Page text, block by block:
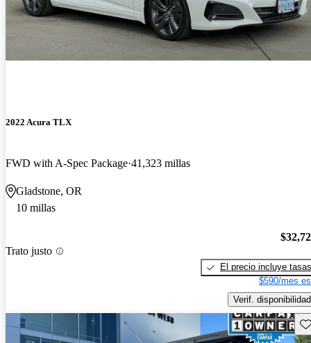
2022 Acura TLX
FWD with A-Spec Package 41,323 millas
Gladstone, OR
10 millas
Trato justo
El precio incluye tasas
$590/mes
Verif. disponibilidad